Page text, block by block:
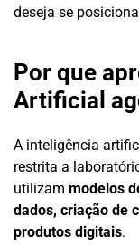
deseja se
Por que
Artificial
A inteligência
restrita a
utilizam modelos
dados, criação de
produtos digitais.